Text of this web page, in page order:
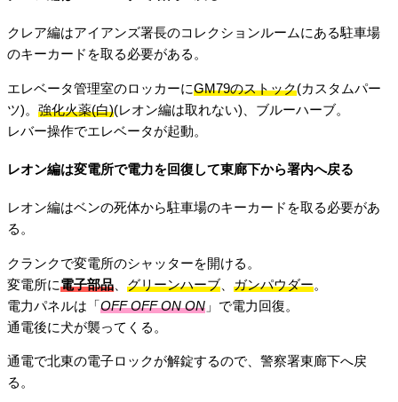
クレア編はアイアンズ署長のコレクションルームにある駐車場
のキーカードを取る必要がある。
エレベータ管理室のロッカーにGM79のストック(カスタムパー
ツ)。 強化火薬(白)(レオン編は取れない)、ブルーハーブ。
レバー操作でエレベータが起動。
レオン編は変電所で電力を回復して東廊下から署内へ戻る
レオン編はベンの死体から駐車場のキーカードを取る必要があ
る。
クランクで変電所のシャッターを開ける。
変電所に電子部品 グリーンハーブ ガンパウダー。
電力パネルは「 OFF OFF ON ON 」で電力回復。
通電後に犬が襲ってくる。
通電で北東の電子ロックが解錠するので、警察署東廊下へ戻
る。